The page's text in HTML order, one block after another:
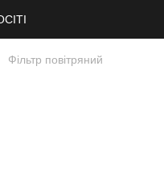
Фільтр повітряний